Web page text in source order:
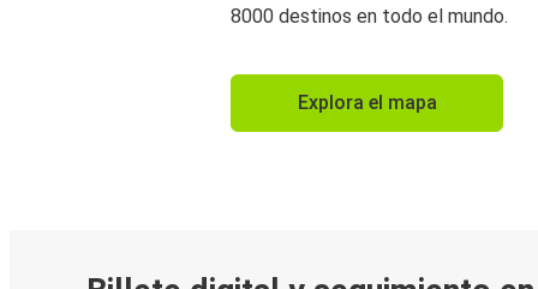
8000 destinos en todo el mundo.
Explora el mapa